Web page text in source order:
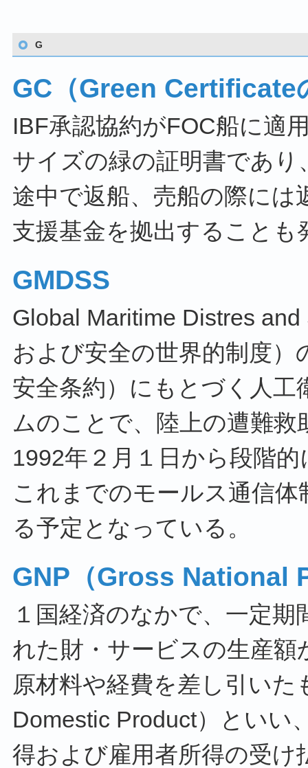
G
GC（Green Certificate
IBF承認協約がFOC船に適
サイズの緑の証明書であ
途中で返船、売船の際に
支援基金を拠出すること
GMDSS
Global Maritime Distres
および安全の世界的制度）
安全条約）にもとづく人
ムのことで、陸上の遭難
1992年２月１日から段階
これまでのモールス通信
る予定となっている。
GNP（Gross National
１国経済のなかで、一定
れた財・サービスの生産
原材料や経費を差し引い
Domestic Product）といい
得および雇用者所得の受